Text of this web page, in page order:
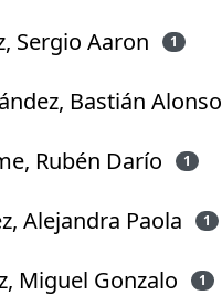
Sergio Aaron 1
Bastián Alonso
Rubén Darío 1
Alejandra Paola 1
Miguel Gonzalo 1